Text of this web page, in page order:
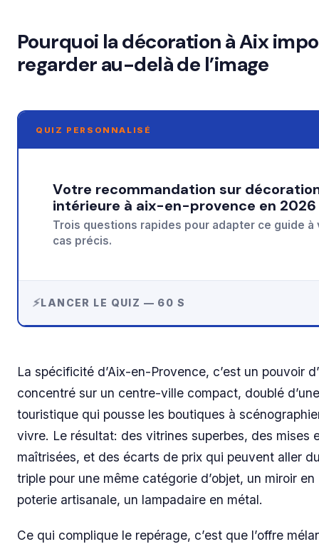
Pourquoi la décoration à Aix
regarder au-delà de l’image
QUIZ PERSONNALISÉ
Votre recommandation sur décoration
intérieure à aix-en-provence en 2026
Trois questions rapides pour adapter ce guide à
cas précis.
LANCER LE QUIZ — 60 S
La spécificité d’Aix-en-Provence, c’est un pouvoir
concentré sur un centre-ville compact, doublé
touristique qui pousse les boutiques à
vivre. Le résultat: des vitrines superbes, des mises
maîtrisées, et des écarts de prix qui peuvent aller
triple pour une même catégorie d’objet, un miroir
poterie artisanale, un lampadaire en métal.
Ce qui complique le repérage, c’est que l’offre